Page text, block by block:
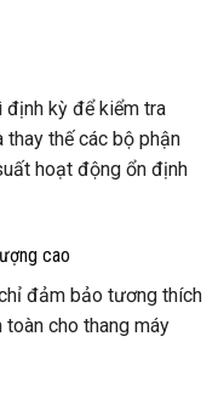
định kỳ để kiểm tra
thay thế các bộ phận
hoạt động ổn định
cao
đảm bảo tương thích
toàn cho thang máy